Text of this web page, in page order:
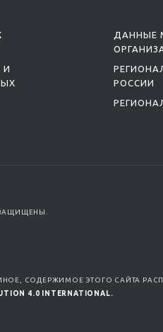
И
ДАННЫЕ
РОССИИ
СОДЕРЖИМОЕ ЭТОГО САЙТА
4.0 INTERNATIONAL.